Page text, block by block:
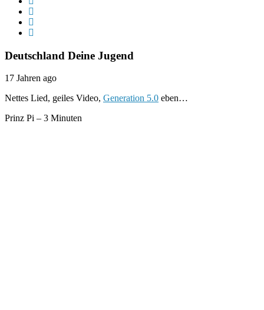
Deutschland Deine Jugend
17 Jahren ago
Nettes Lied, geiles Video, Generation 5.0 eben…
Prinz Pi – 3 Minuten